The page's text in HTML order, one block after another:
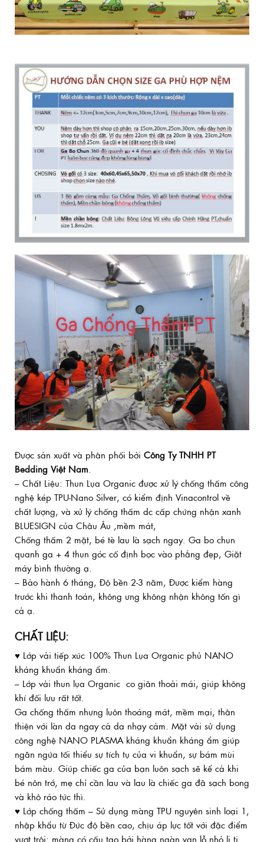
Được sản xuất và phân phối bởi Công Ty TNHH PT
Bedding Việt Nam.
– Chất Liệu: Thun Lụa Organic được xử lý chống thấm công
nghệ kép TPU-Nano Silver, có kiểm định Vinacontrol về
chất lượng, và xử lý chống thấm dc cấp chứng nhận xanh
BLUESIGN của Châu Âu ,mềm mát,
Chống thấm 2 mặt, bé tè lau là sạch ngay. Ga bo chun
quanh ga + 4 thun góc cố định bọc vào phẳng đẹp, Giặt
máy bình thường ạ.
– Bảo hành 6 tháng, Độ bền 2-3 năm, Được kiểm hàng
trước khi thanh toán, không ưng không nhận không tốn gì
cả ạ.
CHẤT LIỆU:
♥ Lớp vải tiếp xúc 100% Thun Lụa Organic phủ NANO
kháng khuẩn kháng ẩm.
– Lớp vải thun lụa Organic co giãn thoải mái, giúp không
khí đối lưu rất tốt.
Ga chống thấm nhưng luôn thoáng mát, mềm mại, thân
thiện với làn da ngay cả da nhạy cảm. Mặt vải sử dụng
công nghệ NANO PLASMA kháng khuẩn kháng ẩm giúp
ngăn ngứa tối thiểu sự tích tụ của vi khuẩn, sự bám mùi
bám màu. Giúp chiếc ga của bạn luôn sạch sẽ kể cả khi
bé nôn trớ, mẹ chỉ cần lau và lau là chiếc ga đã sạch bong
và khô ráo tức thì.
♥ Lớp chống thấm – Sử dụng màng TPU nguyên sinh loại 1,
nhập khẩu từ Đức độ bền cao, chịu áp lực tốt với đặc điểm
vượt trội: màng có cấu tạo bởi hàng ngàn vạn lỗ nhỏ li ti